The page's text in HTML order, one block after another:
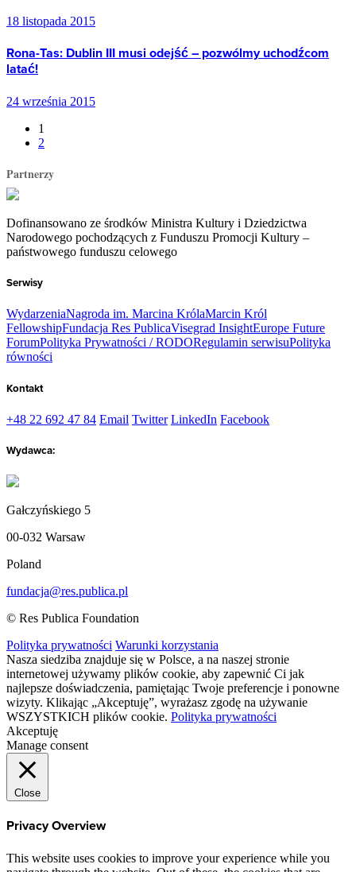
18 listopada 2015
Rona-Tas: Dublin III musi odejść – pozwólmy uchodźcom
latać!
24 września 2015
1
2
Partnerzy
Dofinansowano ze środków Ministra Kultury i Dziedzictwa
Narodowego pochodzących z Funduszu Promocji Kultury –
państwowego funduszu celowego
Serwisy
WydarzeniaNagroda im. Marcina KrólaMarcin Król
FellowshipFundacja Res PublicaVisegrad InsightEurope Future
ForumPolityka Prywatności / RODORegulamin serwisuPolityka
równości
Kontakt
+48 22 692 47 84 Email Twitter LinkedIn Facebook
Wydawca:
Gałczyńskiego 5
00-032 Warsaw
Poland
fundacja@res.publica.pl
© Res Publica Foundation
Polityka prywatności Warunki korzystania
Nasza siedziba znajduje się w Polsce, a na naszej stronie
internetowej używamy plików cookie, aby zapewnić Ci jak
najlepsze doświadczenia, pamiętając Twoje preferencje i ponowne
wizyty. Klikając „Akceptuję”, wyrażasz zgodę na używanie
WSZYSTKICH plików cookie. Polityka prywatności
Akceptuję
Manage consent
Close
Privacy Overview
This website uses cookies to improve your experience while you